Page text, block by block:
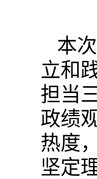
本
立和
担当
政绩
热度
坚定